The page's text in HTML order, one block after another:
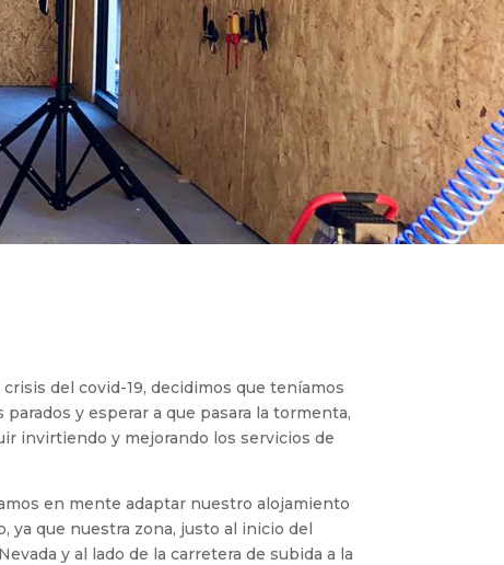
del covid-19, decidimos que teníamos
y esperar a que pasara la tormenta,
invirtiendo y mejorando los servicios de
en mente adaptar nuestro alojamiento
ya que nuestra zona, justo al inicio del
y al lado de la carretera de subida a la